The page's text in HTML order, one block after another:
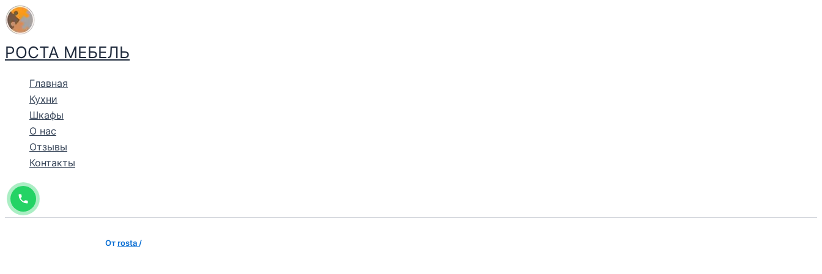
Перейти
к
содержимому
РОСТА МЕБЕЛЬ
Главная
Кухни
Шкафы
О нас
Отзывы
Контакты
Отrosta /